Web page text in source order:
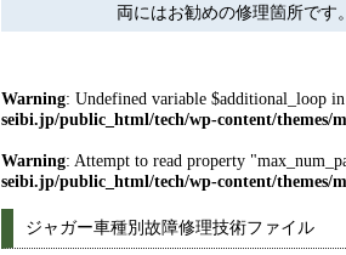
両にはお勧めの修理箇所です。
Warning: Undefined variable $additional_loop in
seibi.jp/public_html/tech/wp-content/themes/
Warning: Attempt to read property
seibi.jp/public_html/tech/wp-content/themes/
ジャガー車種別故障修理技術ファイル